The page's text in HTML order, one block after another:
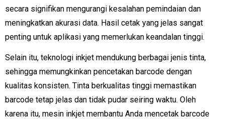
secara signifikan mengurangi kesalahan pemindaian dan
meningkatkan akurasi data. Hasil cetak yang jelas sangat
penting untuk aplikasi yang memerlukan keandalan tinggi.
Selain itu, teknologi inkjet mendukung berbagai jenis tinta,
sehingga memungkinkan pencetakan barcode dengan
kualitas konsisten. Tinta berkualitas tinggi memastikan
barcode tetap jelas dan tidak pudar seiring waktu. Oleh
karena itu, mesin inkjet membantu Anda mencetak barcode